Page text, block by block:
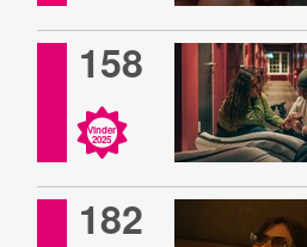
158
Vinder
2025
182